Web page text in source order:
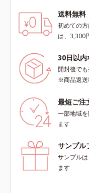
送料無料
初めての
は、3,300
30日以
開封後で
※商品返送
最短ご注
一部地域
ます
サンプル
サンプル
ます